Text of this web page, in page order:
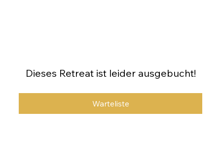
Dieses Retreat ist leider ausgebucht!
Warteliste